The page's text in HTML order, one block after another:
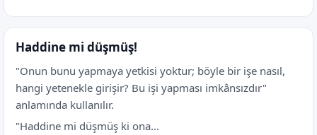
Haddine mi düşmüş!
"Onun bunu yapmaya yetkisi yoktur; böyle bir işe nasıl,
hangi yetenekle girişir? Bu işi yapması imkânsızdır"
anlamında kullanılır.
"Haddine mi düşmüş ki ona...